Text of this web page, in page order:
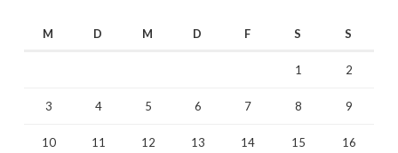
M D M D F S S
1 2
3 4 5 6 7 8 9
10 11 12 13 14 15 16